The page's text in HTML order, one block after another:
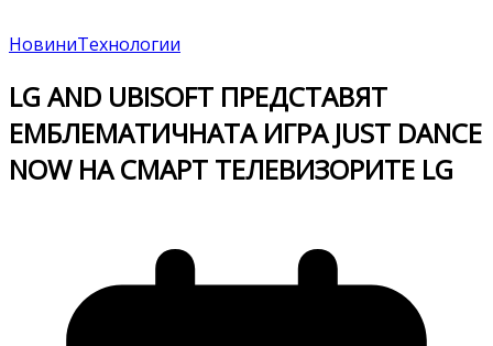
НовиниТехнологии
LG AND UBISOFT ПРЕДСТАВЯТ
ЕМБЛЕМАТИЧНАТА ИГРА JUST DANCE
NOW НА СМАРТ ТЕЛЕВИЗОРИТЕ LG